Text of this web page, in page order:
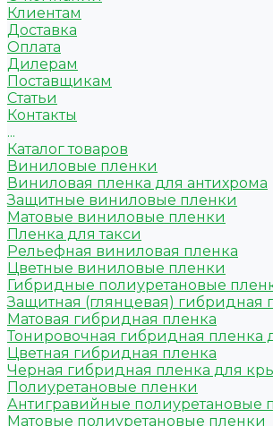
Клиентам
Доставка
Оплата
Дилерам
Поставщикам
Статьи
Контакты
...
Каталог товаров
Виниловые пленки
Виниловая пленка для антихрома
Защитные виниловые пленки
Матовые виниловые пленки
Пленка для такси
Рельефная виниловая пленка
Цветные виниловые пленки
Гибридные полиуретановые
Защитная (глянцевая) гибридная
Матовая гибридная пленка
Тонировочная гибридная пленка
Цветная гибридная пленка
Черная гибридная пленка для
Полиуретановые пленки
Антигравийные полиуретановые
Матовые полиуретановые пленки